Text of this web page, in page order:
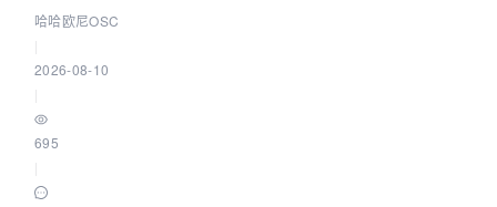
哈哈欧尼OSC
2026-08-10
695